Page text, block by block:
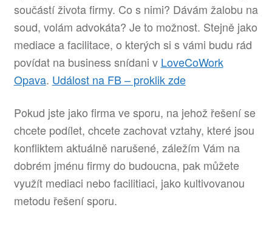
součástí života firmy. Co s nimi? Dávám žalobu na
soud, volám advokáta? Je to možnost. Stejně jako
mediace a facilitace, o kterých si s vámi budu rád
povídat na business snídani v LoveCoWork
Opava. Událost na FB – proklik zde
Pokud jste jako firma ve sporu, na jehož řešení se
chcete podílet, chcete zachovat vztahy, které jsou
konfliktem aktuálně narušené, záležím Vám na
dobrém jménu firmy do budoucna, pak můžete
využít mediaci nebo facilitiaci, jako kultivovanou
metodu řešení sporu.